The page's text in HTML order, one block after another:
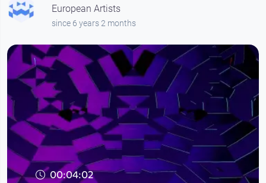
European Artists
since 6 years 2 months
00:04:02